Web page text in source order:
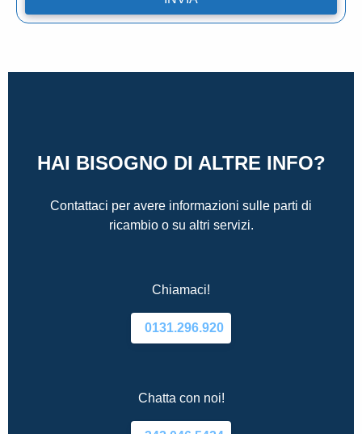
HAI BISOGNO DI ALTRE INFO?
Contattaci per avere informazioni sulle parti di
ricambio o su altri servizi.
Chiamaci!
0131.296.920
Chatta con noi!